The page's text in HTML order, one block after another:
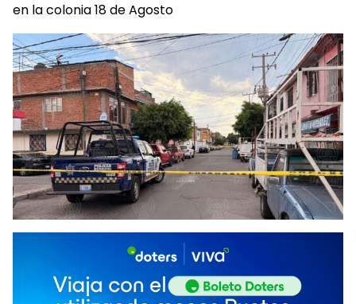
en la colonia 18 de Agosto